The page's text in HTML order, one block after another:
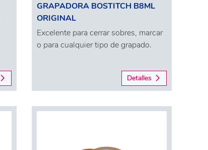
GRAPADORA BOSTITCH B8ML
ORIGINAL
Excelente para cerrar sobres, marcar
o para cualquier tipo de grapado.
Detalles